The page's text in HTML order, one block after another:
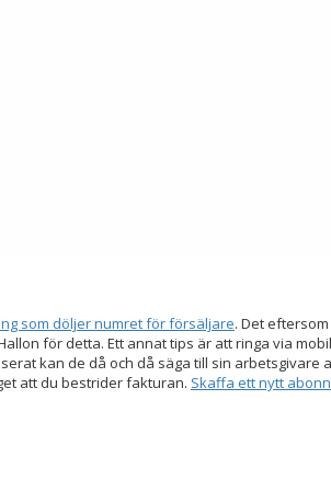
som döljer numret för försäljare. Det
för detta. Ett annat tips är att ringa via
kan de då och då säga till sin
att du bestrider fakturan. Skaffa ett nytt